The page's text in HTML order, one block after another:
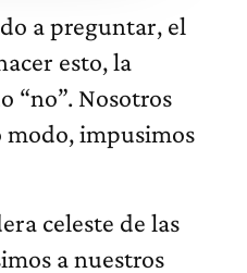
a preguntar, el
esto, la
“no”. Nosotros
impusimos
celeste de las
a nuestros